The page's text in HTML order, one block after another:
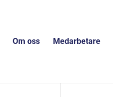
Om oss Medarbetare